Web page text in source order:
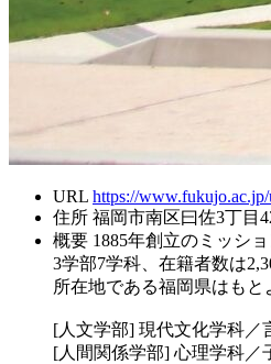
URL https://
住所 福岡市南区曰佐3丁目
概要 1885年創立のミッシ
3学部7学科、在籍者数は
所在地である福岡県はも
[人文学部] 現代文化学科／
[人間関係学部] 心理学科／